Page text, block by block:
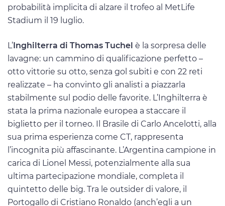
probabilità implicita di alzare il trofeo al MetLife
Stadium il 19 luglio.
L’Inghilterra di Thomas Tuchel è la sorpresa delle
lavagne: un cammino di qualificazione perfetto –
otto vittorie su otto, senza gol subiti e con 22 reti
realizzate – ha convinto gli analisti a piazzarla
stabilmente sul podio delle favorite. L’Inghilterra è
stata la prima nazionale europea a staccare il
biglietto per il torneo. Il Brasile di Carlo Ancelotti, alla
sua prima esperienza come CT, rappresenta
l’incognita più affascinante. L’Argentina campione in
carica di Lionel Messi, potenzialmente alla sua
ultima partecipazione mondiale, completa il
quintetto delle big. Tra le outsider di valore, il
Portogallo di Cristiano Ronaldo (anch’egli a un